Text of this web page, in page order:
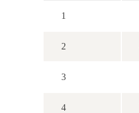
1
2
3
4